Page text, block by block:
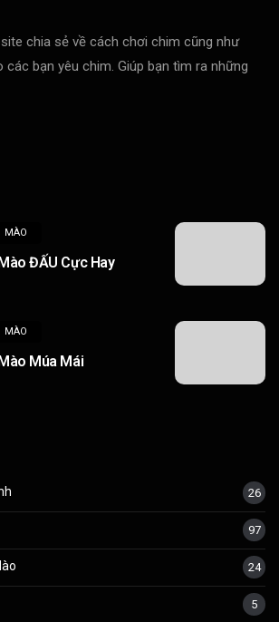
chia sẻ về cách chơi chim cũng như
các bạn yêu chim. Giúp bạn tìm ra những
MÀO
ĐẤU Cực Hay
MÀO
Múa Mái
26
97
24
5